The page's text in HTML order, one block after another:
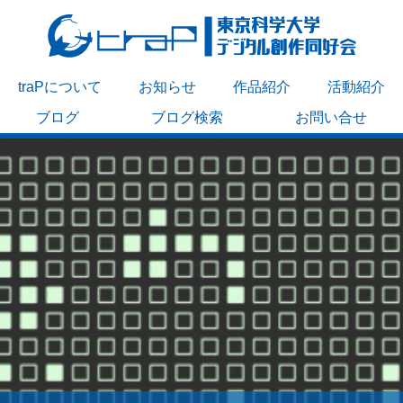
traPについて お知らせ 作品紹介
活動紹介
ブログ
ブログ検索 お問い合せ